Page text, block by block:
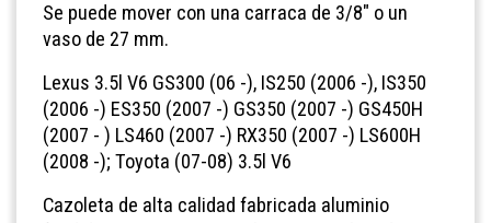
Se puede mover con una carraca de 3/8" o un
vaso de 27 mm.
Lexus 3.5l V6 GS300 (06 -), IS250 (2006 -), IS350
(2006 -) ES350 (2007 -) GS350 (2007 -) GS450H
(2007 - ) LS460 (2007 -) RX350 (2007 -) LS600H
(2008 -); Toyota (07-08) 3.5l V6
Cazoleta de alta calidad fabricada aluminio